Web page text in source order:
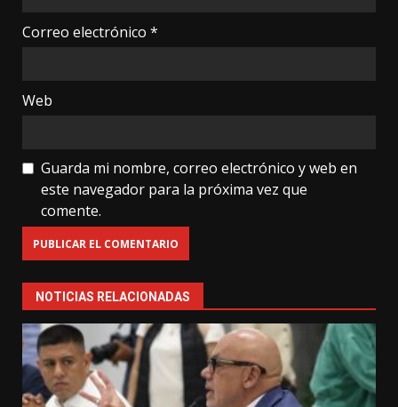
Correo electrónico *
Web
Guarda mi nombre, correo electrónico y web en
este navegador para la próxima vez que
comente.
NOTICIAS RELACIONADAS